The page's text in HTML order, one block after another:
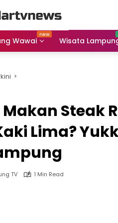
Wawai Wisata
Makan Steak
Lima?
TV
1 Min Read